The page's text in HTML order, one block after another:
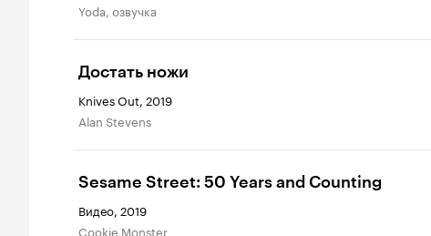
Yoda, озвучка
Достать ножи
Knives Out, 2019
Alan Stevens
Sesame Street: 50 Years and Counting
Видео, 2019
Cookie Monster